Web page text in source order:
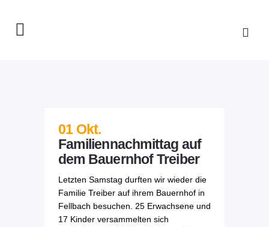
01 Okt.
Familiennachmittag auf
dem Bauernhof Treiber
Letzten Samstag durften wir wieder die
Familie Treiber auf ihrem Bauernhof in
Fellbach besuchen. 25 Erwachsene und
17 Kinder versammelten sich